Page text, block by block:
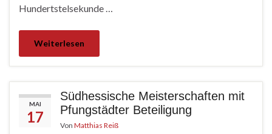
Hundertstelsekunde …
Weiterlesen
MAI
17
Südhessische Meisterschaften mit
Pfungstädter Beteiligung
Von Matthias Reiß